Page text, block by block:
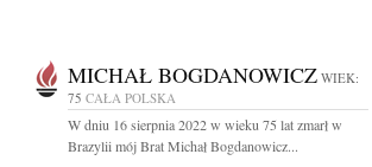
MICHAŁ BOGDANOWICZ WIEK:
75 CAŁA POLSKA
W dniu 16 sierpnia 2022 w wieku 75 lat zmarł w
Brazylii mój Brat Michał Bogdanowicz...